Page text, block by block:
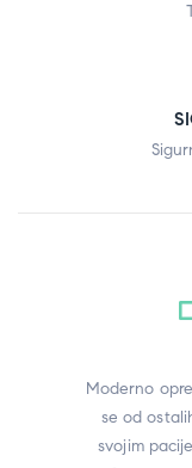
Moderno
se od
svojim